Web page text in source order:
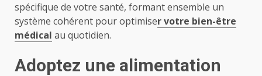
spécifique de votre santé, formant ensemble un
système cohérent pour optimiser votre bien-être
médical au quotidien.
Adoptez une alimentation